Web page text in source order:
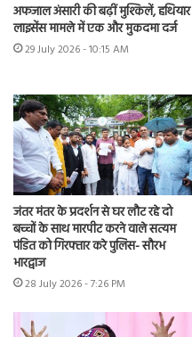
अफजाल अंसारी की बढ़ीं मुश्किलें, हथियार
लाइसेंस मामले में एक और मुकदमा दर्ज
29 July 2026 - 10:15 AM
जंतर मंतर के प्रदर्शन से घर लौट रहे दो
बच्चों के साथ मारपीट करने वाले सत्यम
पंडित को गिरफ्तार करे पुलिस- सौरभ
भारद्वाज
28 July 2026 - 7:26 PM